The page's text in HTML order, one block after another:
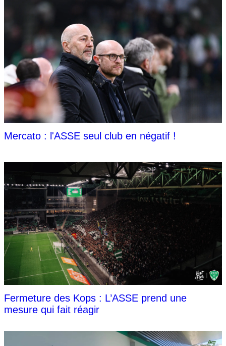
Mercato : l'ASSE seul club en négatif !
Fermeture des Kops : L’ASSE prend une
mesure qui fait réagir